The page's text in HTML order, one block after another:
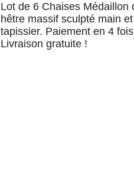
Lot de 6 Chaises Médaillon
hêtre massif sculpté main
tapissier. Paiement en 4
Livraison gratuite !